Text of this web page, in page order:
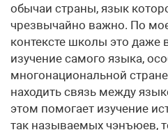
обычаи страны, язык
чрезвычайно важно. По
контексте школы это даже
изучение самого языка,
многонациональной
находить связь между
этом помогает изучение
так называемых чэнъюев,